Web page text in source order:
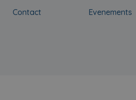
Contact Evenements